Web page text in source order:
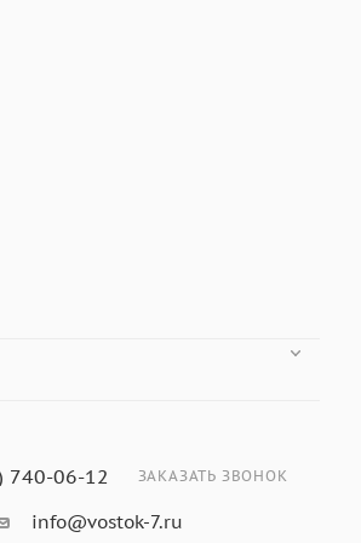
давите шариком на кусок
нужен, чтобы разглядеть края
её размер с точностью до долей
740-06-12 ЗАКАЗАТЬ ЗВОНОК
info@vostok-7.ru